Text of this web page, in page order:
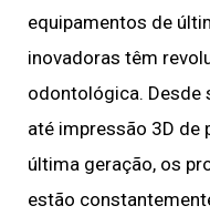
equipamentos de
inovadoras têm
odontológica. Desde
até impressão 3D de
última geração, os
estão